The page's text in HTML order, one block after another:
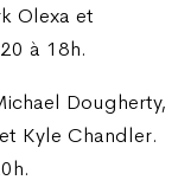
Olexa et
à 18h.
Dougherty,
Kyle Chandler.